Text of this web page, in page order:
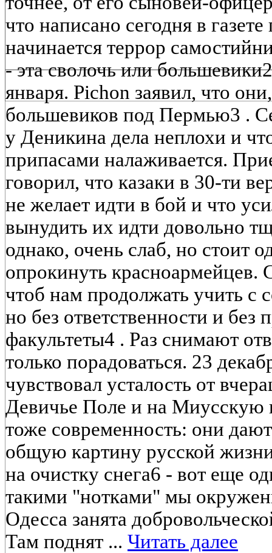
что написано сегодня в
начинается террор
- эта сволочь или
января. Pichon заявил, что
большевиков под Пермью3 .
у Деникина дела неплохи и
припасами налаживается.
говорил, что казаки в 30-ти
не желает идти в бой и что
вынудить их идти довольно
однако, очень слаб, но стоит
опрокинуть красноармейцев.
чтоб нам продолжать учить с
но без ответственности и без
факультеты4 . Раз снимают
только порадоваться. 23
чувствовал усталость от
Девичье Поле и на Миусскую
тоже современность: они
общую картину русской
на очистку снега6 - вот еще
такими "нотками" мы
Одесса занята
Там поднят ... Читать далее